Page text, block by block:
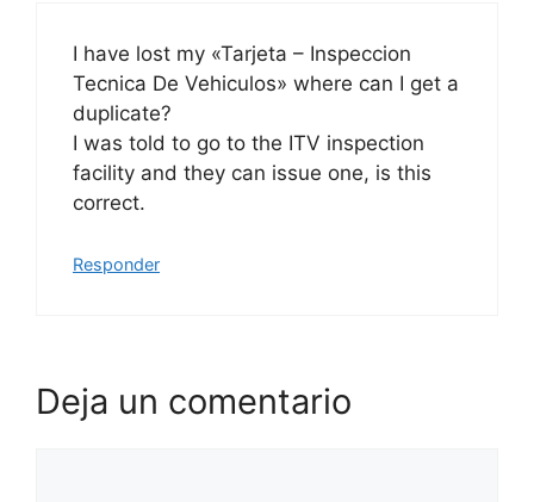
I have lost my «Tarjeta – Inspeccion
Tecnica De Vehiculos» where can I get a
duplicate?
I was told to go to the ITV inspection
facility and they can issue one, is this
correct.
Responder
Deja un comentario